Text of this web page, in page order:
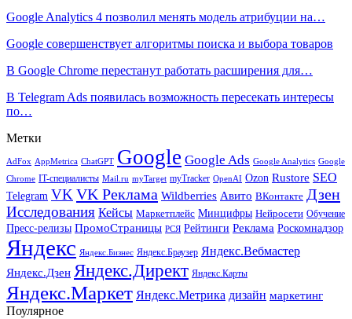
Google Analytics 4 позволил менять модель атрибуции на…
Google совершенствует алгоритмы поиска и выбора товаров
В Google Chrome перестанут работать расширения для…
В Telegram Ads появилась возможность пересекать интересы
по…
Метки
AdFox AppMetrica ChatGPT Google Google Ads Google Analytics Google
Chrome IT-специалисты Mail.ru myTarget myTracker OpenAI Ozon Rustore SEO
Telegram VKVK Реклама Wildberries Авито ВКонтакте Дзен
Исследования Кейсы Маркетплейс Минцифры Нейросети Обучение
Пресс-релизы ПромоСтраницы РСЯ Рейтинги Реклама Роскомнадзор
Яндекс Яндекс.Бизнес Яндекс.Браузер Яндекс.Вебмастер
Яндекс.Дзен Яндекс.Директ Яндекс.Карты
Яндекс.Маркет Яндекс.Метрика дизайн маркетинг
Поулярное